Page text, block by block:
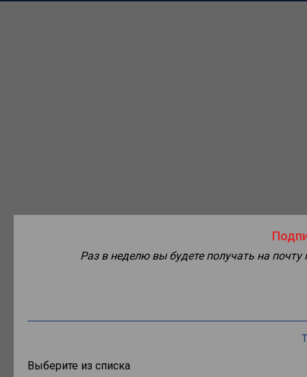
Раз в неделю вы будете получать на